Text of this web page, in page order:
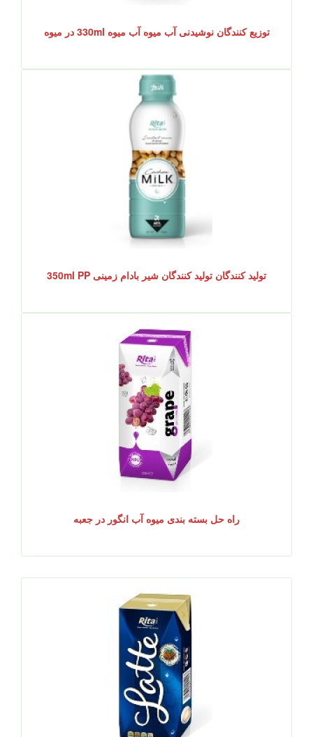
توزیع کنندگان نوشیدنی آب میوه آب میوه 330ml در میوه
تولید کنندگان تولید کنندگان شیر بادام زمینی 350ml PP
راه حل بسته بندی میوه آب انگور در جعبه